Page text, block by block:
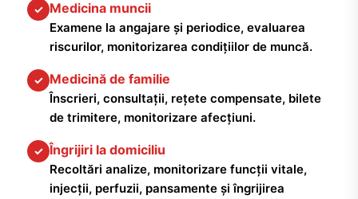
✓ Medicina muncii
Examene la angajare și periodice, evaluarea
riscurilor, monitorizarea condițiilor de muncă.
✓ Medicină de familie
Înscrieri, consultații, rețete compensate, bilete
de trimitere, monitorizare afecțiuni.
✓ Îngrijiri la domiciliu
Recoltări analize, monitorizare funcții vitale,
injecții, perfuzii, pansamente și îngrijirea